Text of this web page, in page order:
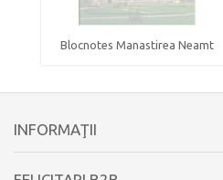
Blocnotes Manastirea Neamt
INFORMAŢII